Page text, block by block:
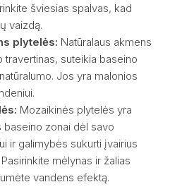
šviesias spalvas, kad
vaizdą.
plytelės: Natūralaus akmens
travertinas, suteikia baseino
Jos yra malonios
Mozaikinės plytelės yra
baseino zonai dėl savo
ir galimybės sukurti įvairius
mėlynas ir žalias
vandens efektą.